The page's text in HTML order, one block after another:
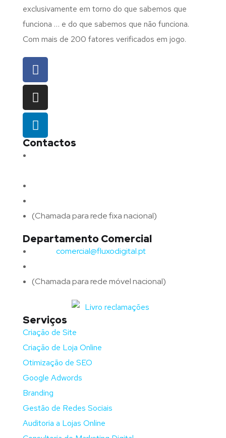
exclusivamente em torno do que sabemos que
funciona … e do que sabemos que não funciona.
Com mais de 200 fatores verificados em jogo.
Contactos
(Chamada para rede fixa nacional)
Departamento Comercial
comercial@fluxodigital.pt
(Chamada para rede móvel nacional)
Serviços
Criação de Site
Criação de Loja Online
Otimização de SEO
Google Adwords
Branding
Gestão de Redes Sociais
Auditoria a Lojas Online